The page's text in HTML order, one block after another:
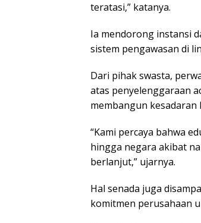
teratasi,” katanya.
Ia mendorong instansi
sistem pengawasan di
Dari pihak swasta,
atas penyelenggaraan
membangun
“Kami percaya bahwa
hingga negara akibat
berlanjut,” ujarnya.
Hal senada juga
komitmen perusahaan